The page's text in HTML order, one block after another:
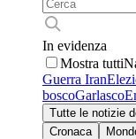
In evidenza
Mostra tutti
Guerra Iran
boscoGarlasco
Tutte le notizie
Cronaca